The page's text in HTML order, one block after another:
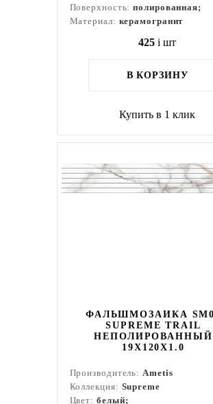
Поверхность:полированная;
Материал: керамогранит
425 i шт
В КОРЗИНУ
Купить в 1 клик
ФАЛЬШМОЗАИКА
SUPREME TRAIL
НЕПОЛИРОВАННЫЙ
19X120X1.0
Производитель:Ametis
Коллекция: Supreme
Цвет: белый;